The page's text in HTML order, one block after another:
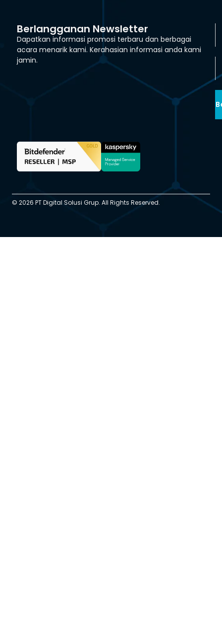
Berlangganan Newsletter
Dapatkan informasi promosi terbaru dan berbagai
acara menarik kami. Kerahasian informasi anda kami
jamin.
© 2026 PT Digital Solusi Grup. All Rights Reserved.